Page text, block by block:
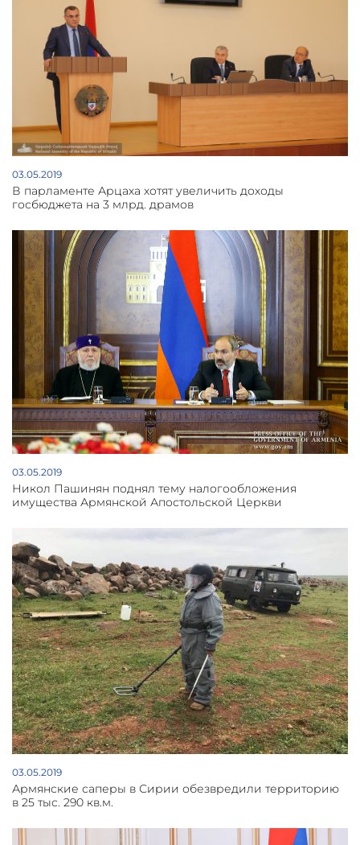
03.05.2019
В парламенте Арцаха хотят увеличить доходы
госбюджета на 3 млрд. драмов
03.05.2019
Никол Пашинян поднял тему налогообложения
имущества Армянской Апостольской Церкви
03.05.2019
Армянские саперы в Сирии обезвредили территорию
в 25 тыс. 290 кв.м.